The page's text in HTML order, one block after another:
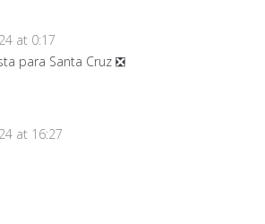
at 0:17
para Santa Cruz ❎
at 16:27